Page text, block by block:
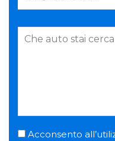
Acconsento